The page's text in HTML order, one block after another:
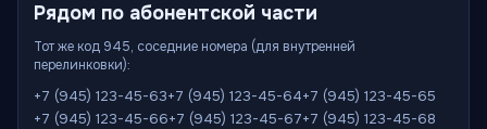
Рядом по абонентской части
Тот же код 945, соседние номера (для внутренней
перелинковки):
+7 (945) 123-45-63+7 (945) 123-45-64+7 (945) 123-45-65
+7 (945) 123-45-66+7 (945) 123-45-67+7 (945) 123-45-68